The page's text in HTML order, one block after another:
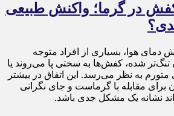
در گرما؛ واکنش طبیعی
دمای هوا، بسیاری از افراد متوجه
شده، کفش‌ها به سختی پا می‌روند یا
به نظر می‌رسد. این اتفاق در بیشتر
برای مقابله با گرماست و جای نگرانی
نشانه یک مشکل جدی باشد.